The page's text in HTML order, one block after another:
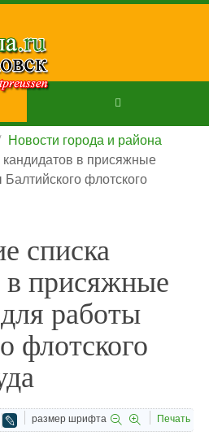
Новости города и района
в присяжные
флотского
списка
в присяжные
работы
флотского
размер шрифта Печать